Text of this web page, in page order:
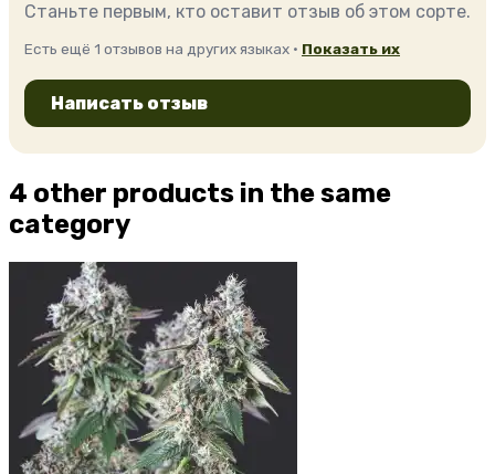
Станьте первым, кто оставит отзыв об этом сорте.
Есть ещё 1 отзывов на других языках · Показать их
Написать отзыв
4 other products in the same
category